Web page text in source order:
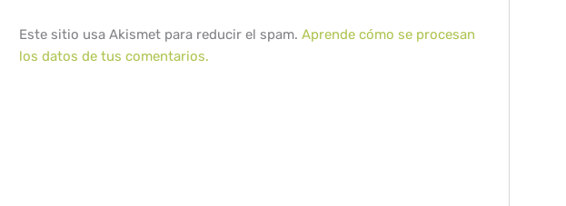
Este sitio usa Akismet para reducir el spam.Aprende cómo se procesan
los datos de tus comentarios.